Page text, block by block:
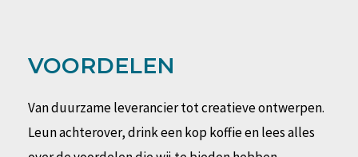
VOORDELEN
Van duurzame leverancier tot creatieve ontwerpen.
Leun achterover, drink een kop koffie en lees alles